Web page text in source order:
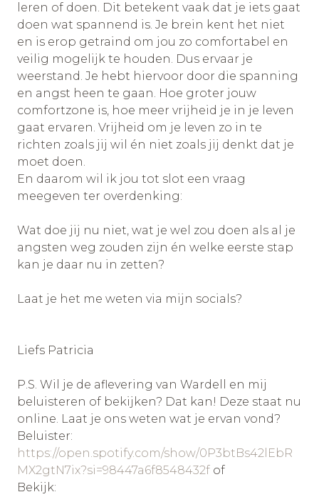
leren of doen. Dit betekent vaak dat je iets gaat
doen wat spannend is. Je brein kent het niet
en is erop getraind om jou zo comfortabel en
veilig mogelijk te houden. Dus ervaar je
weerstand. Je hebt hiervoor door die spanning
en angst heen te gaan. Hoe groter jouw
comfortzone is, hoe meer vrijheid je in je leven
gaat ervaren. Vrijheid om je leven zo in te
richten zoals jij wil én niet zoals jij denkt dat je
moet doen.
En daarom wil ik jou tot slot een vraag
meegeven ter overdenking:
Wat doe jij nu niet, wat je wel zou doen als al je
angsten weg zouden zijn én welke eerste stap
kan je daar nu in zetten?
Laat je het me weten via mijn socials?
Liefs Patricia
P.S. Wil je de aflevering van Wardell en mij
beluisteren of bekijken? Dat kan! Deze staat nu
online. Laat je ons weten wat je ervan vond?
Beluister:
https://open.spotify.com/show/0P3btBs42lEbR
MX2gtN7ix?si=98447a6f8548432f of
Bekijk: